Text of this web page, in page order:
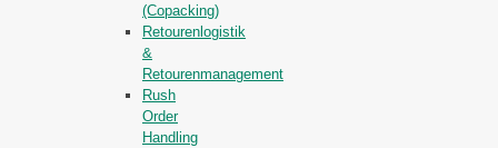
(Copacking)
Retourenlogistik
&
Retourenmanagement
Rush
Order
Handling